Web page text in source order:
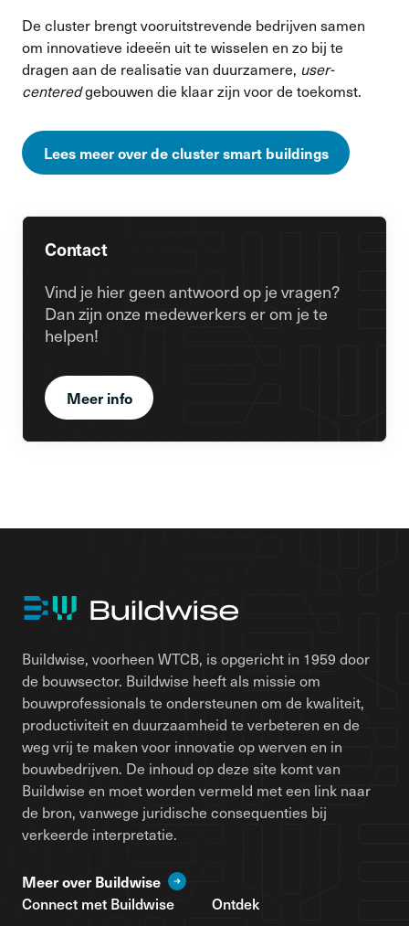
De cluster brengt vooruitstrevende bedrijven samen
om innovatieve ideeën uit te wisselen en zo bij te
dragen aan de realisatie van duurzamere, user-
centeredgebouwen die klaar zijn voor de toekomst.
Lees meer over de cluster smart buildings
Contact
Vind je hier geen antwoord op je vragen?
Dan zijn onze medewerkers er om je te
helpen!
Meer info
Buildwise, voorheen WTCB, is opgericht in 1959 door
de bouwsector. Buildwise heeft als missie om
bouwprofessionals te ondersteunen om de kwaliteit,
productiviteit en duurzaamheid te verbeteren en de
weg vrij te maken voor innovatie op werven en in
bouwbedrijven. De inhoud op deze site komt van
Buildwise en moet worden vermeld met een link naar
de bron, vanwege juridische consequenties bij
verkeerde interpretatie.
Meer over Buildwise
Connect met Buildwise
Ontdek